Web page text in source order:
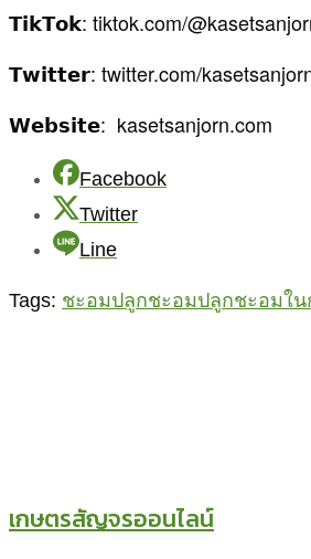
𝗧𝗶𝗸𝗧𝗼𝗸: tiktok.com/
𝗧𝘄𝗶𝘁𝘁𝗲𝗿: twitter.com/
𝗪𝗲𝗯𝘀𝗶𝘁𝗲: kasetsanjorn.com
Facebook
Twitter
Line
Tags: ชะอมปลูกชะอมปลูกชะอมใน
เกษตรสัญจรออนไลน์